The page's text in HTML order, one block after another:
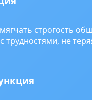
строгость
трудностями, не